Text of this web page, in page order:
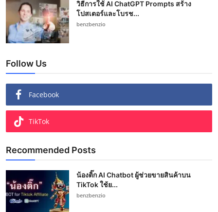
วิธีการใช้ AI ChatGPT Prompts สร้าง
โปสเตอร์และโบรช...
benzbenzio
Follow Us
Facebook
TikTok
Recommended Posts
น้องติ๊ก AI Chatbot ผู้ช่วยขายสินค้าบน
TikTok ใช้ย...
benzbenzio